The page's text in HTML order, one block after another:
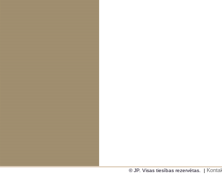
© JP. Visas tiesības rezervētas. |